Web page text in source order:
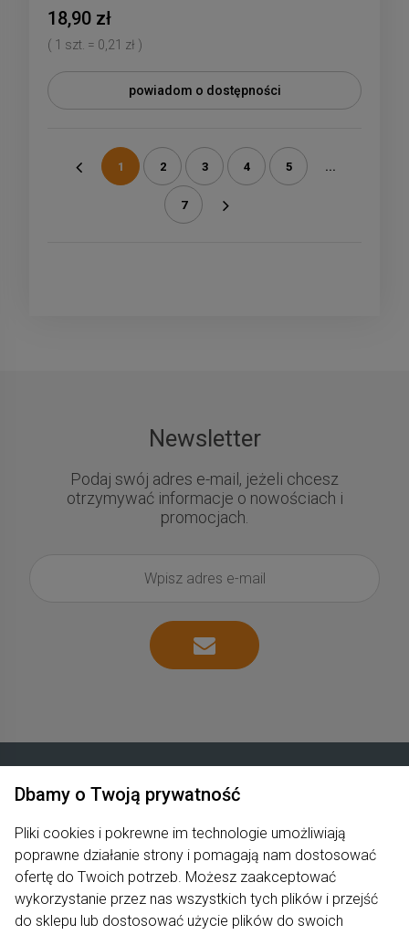
18,90 zł
( 1 szt. = 0,21 zł )
powiadom o dostępności
1 2 3 4 5 ...
7
Newsletter
Podaj swój adres e-mail, jeżeli chcesz
otrzymywać informacje o nowościach i
promocjach.
Produkty
Pomoc
Moje konto
Dbamy o Twoją prywatność
Pliki cookies i pokrewne im technologie umożliwiają
poprawne działanie strony i pomagają nam dostosować
ofertę do Twoich potrzeb. Możesz zaakceptować
wykorzystanie przez nas wszystkich tych plików i przejść
do sklepu lub dostosować użycie plików do swoich